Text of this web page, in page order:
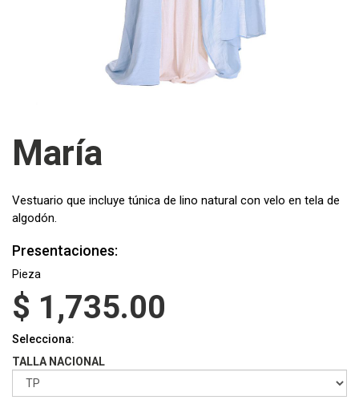
María
Vestuario que incluye túnica de lino natural con velo en tela de
algodón.
Presentaciones:
Pieza
$ 1,735.00
Selecciona:
TALLA NACIONAL